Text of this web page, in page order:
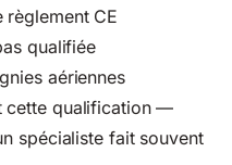
règlement CE
qualifiée
aériennes
cette qualification —
spécialiste fait souvent